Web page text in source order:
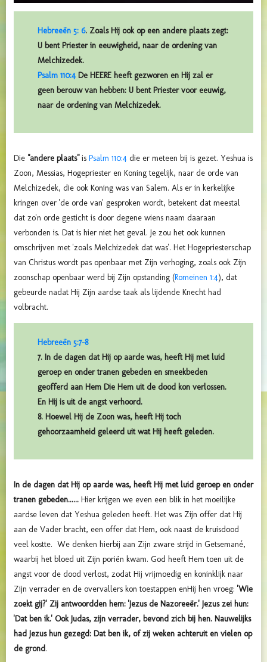
Hebreeën 5: 6. Zoals Hij ook op een andere plaats zegt:
U bent Priester in eeuwigheid, naar de ordening van
Melchizedek.
Psalm 110:4 De HEERE heeft gezworen en Hij zal er
geen berouw van hebben: U bent Priester voor eeuwig,
naar de ordening van Melchizedek.
Die "andere plaats"is Psalm 110:4 die er meteen bij is gezet. Yeshua is
Zoon, Messias, Hogepriester en Koning tegelijk, naar de orde van
Melchizedek, die ook Koning was van Salem. Als er in kerkelijke
kringen over 'de orde van' gesproken wordt, betekent dat meestal
dat zo'n orde gesticht is door degene wiens naam daaraan
verbonden is. Dat is hier niet het geval. Je zou het ook kunnen
omschrijven met 'zoals Melchizedek dat was'. Het Hogepriesterschap
van Christus wordt pas openbaar met Zijn verhoging, zoals ook Zijn
zoonschap openbaar werd bij Zijn opstanding (Romeinen 1:4), dat
gebeurde nadat Hij Zijn aardse taak als lijdende Knecht had
volbracht.
Hebreeën 5:7-8
7. In de dagen dat Hij op aarde was, heeft Hij met luid
geroep en onder tranen gebeden en smeekbeden
geofferd aan Hem Die Hem uit de dood kon verlossen.
En Hij is uit de angst verhoord.
8. Hoewel Hij de Zoon was, heeft Hij toch
gehoorzaamheid geleerd uit wat Hij heeft geleden.
In de dagen dat Hij op aarde was, heeft Hij met luid geroep en onder
tranen gebeden...... Hier krijgen we even een blik in het moeilijke
aardse leven dat Yeshua geleden heeft. Het was Zijn offer dat Hij
aan de Vader bracht, een offer dat Hem, ook naast de kruisdood
veel kostte. We denken hierbij aan Zijn zware strijd in Getsemané,
waarbij het bloed uit Zijn poriën kwam. God heeft Hem toen uit de
angst voor de dood verlost, zodat Hij vrijmoedig en koninklijk naar
Zijn verrader en de overvallers kon toestappen enHij hen vroeg: 'Wie
zoekt gij?' Zij antwoordden hem: 'Jezus de Nazoreeër.' Jezus zei hun:
'Dat ben ik.' Ook Judas, zijn verrader, bevond zich bij hen. Nauwelijks
had Jezus hun gezegd: Dat ben ik, of zij weken achteruit en vielen op
de grond.